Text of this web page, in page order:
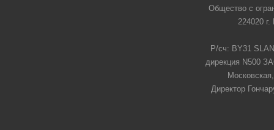
Общество с
224020
Р/сч: BY31
дирекция N500
Директор